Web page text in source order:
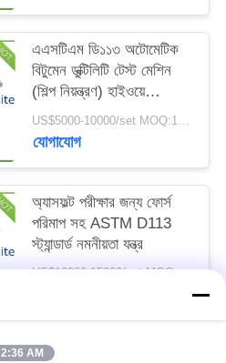
এএসটিএম ডি১১৩ অটোমেটিক
বিটুমেন ডুক্টিলিটি টেস্ট মেশিন
(শিল্প নিয়ন্ত্রণ) হাইওয়ে
ইঞ্জিনিয়ারিংয়ের জন্য
US$5000-10000/set MOQ:1 সেট
যোগাযোগ
অ্যাসফল্ট পরীক্ষার জন্য ফোর্স
পরিমাপ সহ ASTM D113
স্ট্যান্ডার্ড নমনীয়তা যন্ত্র
US$10000-15000/set MOQ:1 সেট
2:36 AM